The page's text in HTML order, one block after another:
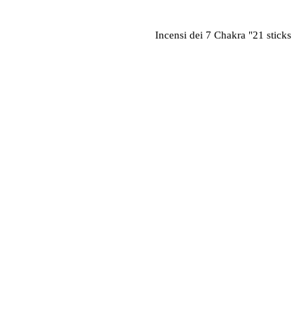
Incensi dei 7 Chakra "21 sticks